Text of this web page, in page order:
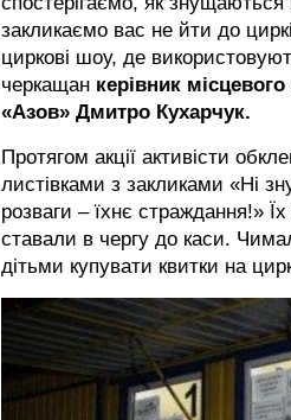
закликаємо вас не йти до
циркові шоу, де
черкащан керівник
«Азов» Дмитро Кухарчук.
Протягом акції активісти
листівками з закликами «Ні
розваги – їхнє страждання!»
ставали в чергу до каси.
дітьми купувати квитки на